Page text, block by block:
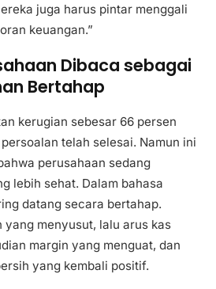
juga harus pintar menggali
keuangan.”
Dibaca sebagai
Bertahap
kerugian sebesar 66 persen
telah selesai. Namun ini
perusahaan sedang
lebih sehat. Dalam bahasa
datang secara bertahap.
yang menyusut, lalu arus kas
margin yang menguat, dan
yang kembali positif.